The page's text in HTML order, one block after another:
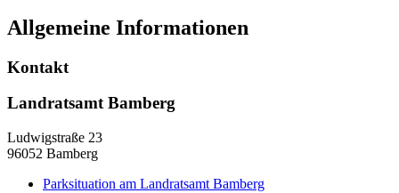
Allgemeine Informationen
Kontakt
Landratsamt Bamberg
Ludwigstraße 23
96052 Bamberg
Parksituation am Landratsamt Bamberg